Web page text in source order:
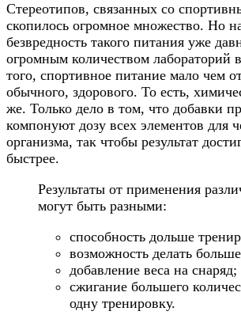
Стереотипов, связанных со
скопилось огромное множество. Но
безвредность такого питания уже
огромным количеством лабораторий
того, спортивное питание мало чем
обычного, здорового. То есть,
же. Только дело в том, что добавки
компонуют дозу всех элементов для
организма, так чтобы результат
быстрее.
Результаты от применения
могут быть разными:
способность дольше
возможность делать
добавление веса на снаряд;
сжигание большего
одну тренировку.